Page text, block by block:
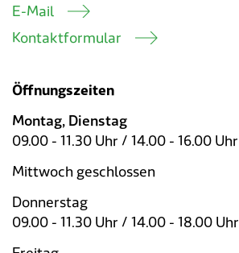
E-Mail
Kontaktformular
Öffnungszeiten
Montag, Dienstag
09.00 - 11.30 Uhr / 14.00 - 16.00 Uhr
Mittwoch geschlossen
Donnerstag
09.00 - 11.30 Uhr / 14.00 - 18.00 Uhr